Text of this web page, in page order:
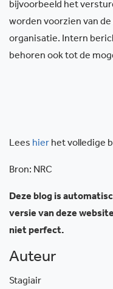
bijvoorbeeld het
worden voorzien van
organisatie. Intern
behoren ook tot de
Lees hier het volledige
Bron: NRC
Deze blog is
versie van deze
niet perfect.
Auteur
Stagiair